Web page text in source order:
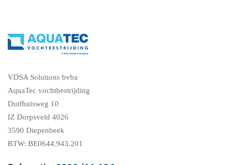
VDSA Solutions bvba
AquaTec vochtbestrijding
Duifhuisweg 10
IZ Dorpsveld 4026
3590 Diepenbeek
BTW: BE0644.943.201